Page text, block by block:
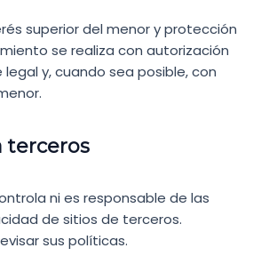
superior del menor y protección
se realiza con autorización
y, cuando sea posible, con
terceros
ni es responsable de las
de sitios de terceros.
sus políticas.